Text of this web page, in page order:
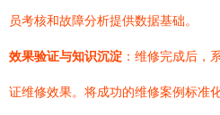
员考核和故障分析提供数据基础。
效果验证与知识沉淀 ：维修完成后，
证维修效果。将成功的维修案例标准